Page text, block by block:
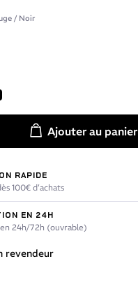
/ Noir
Ajouter au panier
RAPIDE
100€ d’achats
EN 24H
24h/72h (ouvrable)
revendeur